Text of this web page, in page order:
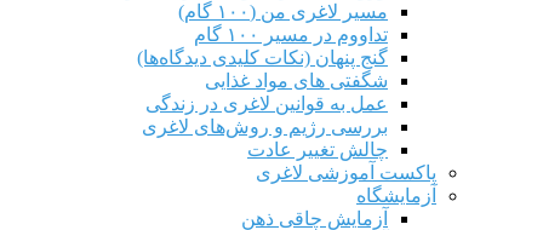
مسیر لاغری من (۱۰۰ گام)
تداووم در مسیر ۱۰۰ گام
گنج پنهان (نکات کلیدی دیدگاه‌ها)
شگفتی های مواد غذایی
عمل به قوانین لاغری در زندگی
بررسی رژیم‌ و روش‌های لاغری
چالش تغییر عادت
پاکست آموزشی لاغری
آزمایشگاه
آزمایش چاقی ذهن